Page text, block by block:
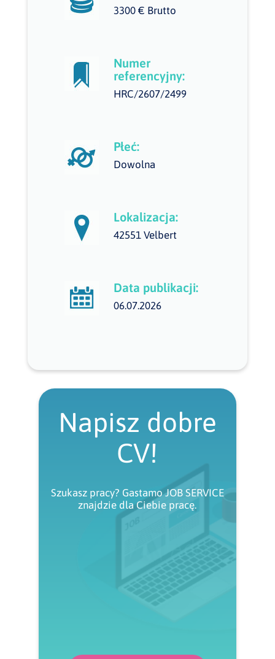
3300 € Brutto
Numer
referencyjny:
HRC/2607/2499
Płeć:
Dowolna
Lokalizacja:
42551 Velbert
Data publikacji:
06.07.2026
Napisz dobre
CV!
Szukasz pracy? Gastamo JOB SERVICE
znajdzie dla Ciebie pracę.